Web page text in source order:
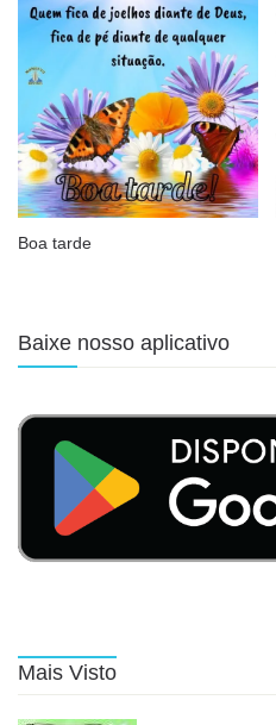
Boa tarde
Baixe nosso aplicativo
Mais Visto